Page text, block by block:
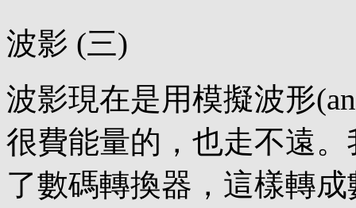
波影 (三)
波影現在是用模擬波形
很費能量的，也走不遠。
了數碼轉換器，這樣轉